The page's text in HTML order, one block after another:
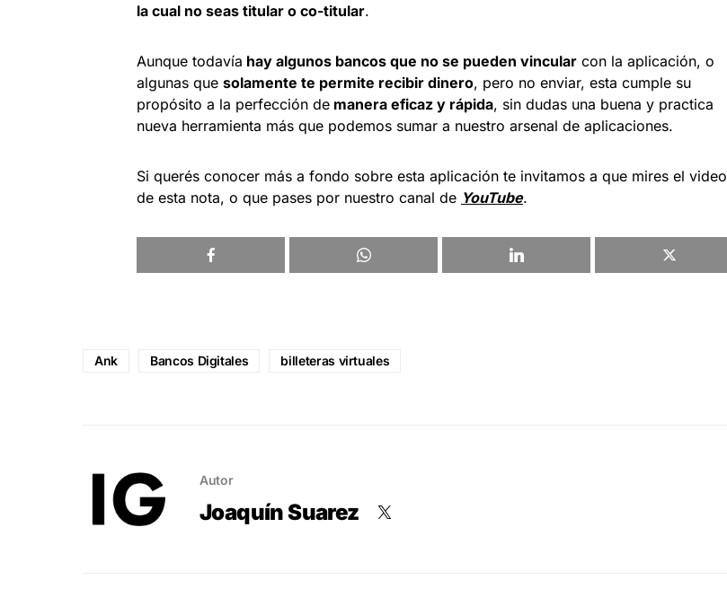
la cual no seas titular o co-titular.
Aunque todavía hay algunos bancos que no se pueden vincular con la aplicación, o
algunas que solamente te permite recibir dinero, pero no enviar, esta cumple su
propósito a la perfección de manera eficaz y rápida, sin dudas una buena y practica
nueva herramienta más que podemos sumar a nuestro arsenal de aplicaciones.
Si querés conocer más a fondo sobre esta aplicación te invitamos a que mires el video
de esta nota, o que pases por nuestro canal de YouTube.
Ank Bancos Digitales billeteras virtuales
Autor
Joaquín Suarez